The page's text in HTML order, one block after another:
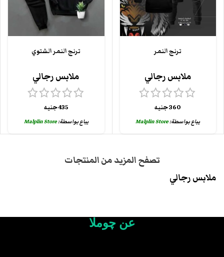
ترنج النمر
ملابس رجالي
360جنيه
يباع بواسطة:Malplin Store
ترنج النمر الشتوي
ملابس رجالي
435جنيه
يباع بواسطة:Malplin Store
تصفح المزيد من المنتجات
ملابس رجالي
عن چوملا